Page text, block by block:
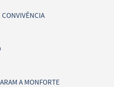
CONVIVÊNCIA
A MONFORTE